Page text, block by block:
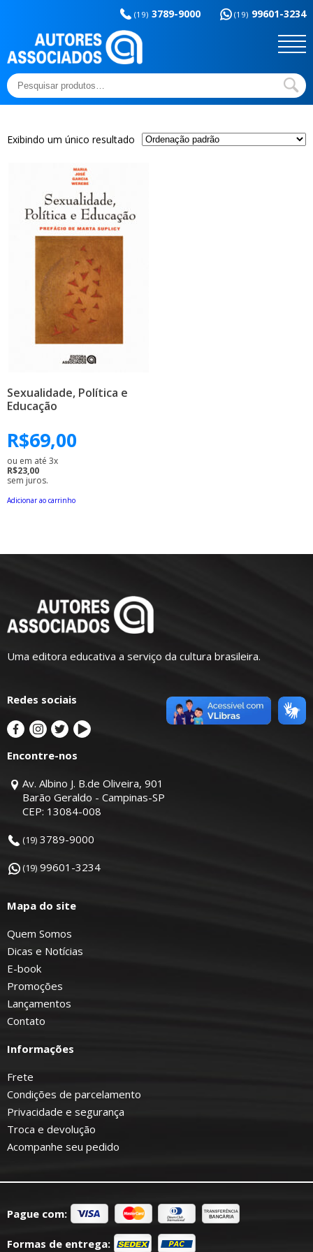
(19) 3789-9000 (19) 99601-3234
Pesquisar
por:
educação
Outros títulos
Sem categoria
Temas básicos
Exibindo um único resultado
Sexualidade, Política e
Educação
R$69,00
ou em até 3x
R$23,00
sem juros.
Adicionar ao carrinho
Uma editora educativa a serviço da cultura brasileira.
Redes sociais
Encontre-nos
Av. Albino J. B.de Oliveira, 901
Barão Geraldo - Campinas-SP
CEP: 13084-008
(19) 3789-9000
(19) 99601-3234
Mapa do site
Quem Somos
Dicas e Notícias
E-book
Promoções
Lançamentos
Contato
Informações
Frete
Condições de parcelamento
Privacidade e segurança
Troca e devolução
Acompanhe seu pedido
Pague com:
Formas de entrega: